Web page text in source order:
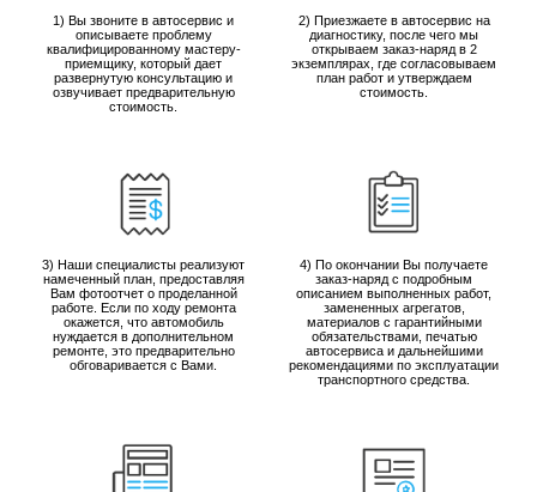
1) Вы звоните в автосервис и
описываете проблему
квалифицированному мастеру-
приемщику, который дает
развернутую консультацию и
озвучивает предварительную
стоимость.
2) Приезжаете в автосервис на
диагностику, после чего мы
открываем заказ-наряд в 2
экземплярах, где согласовываем
план работ и утверждаем
стоимость.
3) Наши специалисты реализуют
намеченный план, предоставляя
Вам фотоотчет о проделанной
работе. Если по ходу ремонта
окажется, что автомобиль
нуждается в дополнительном
ремонте, это предварительно
обговаривается с Вами.
4) По окончании Вы получаете
заказ-наряд с подробным
описанием выполненных работ,
замененных агрегатов,
материалов с гарантийными
обязательствами, печатью
автосервиса и дальнейшими
рекомендациями по эксплуатации
транспортного средства.